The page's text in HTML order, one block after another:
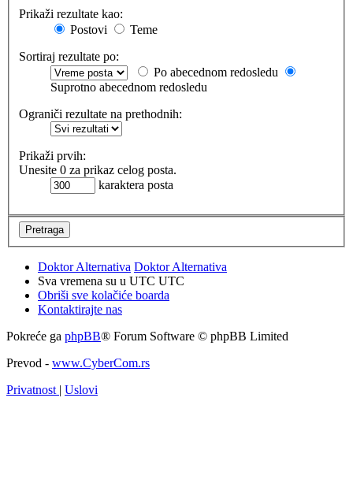
Prikaži rezultate kao:
Postovi
Teme
Sortiraj rezultate po:
Po abecednom redosledu
Suprotno abecednom redosledu
Ograniči rezultate na prethodnih:
Prikaži prvih:
Unesite 0 za prikaz celog posta.
karaktera posta
Doktor Alternativa Doktor Alternativa
Sva vremena su u UTC UTC
Obriši sve kolačiće boarda
Kontaktirajte nas
Pokreće ga phpBB® Forum Software © phpBB Limited
Prevod - www.CyberCom.rs
Privatnost | Uslovi